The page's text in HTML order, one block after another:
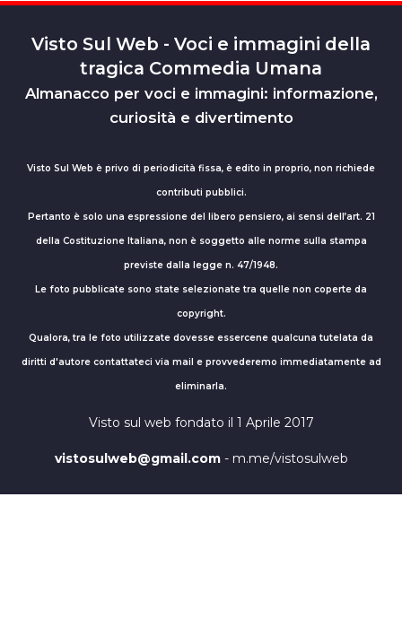
Visto Sul Web - Voci e immagini della
tragica Commedia Umana
Almanacco per voci e immagini: informazione,
curiosità e divertimento
Visto Sul Web è privo di periodicità fissa, è edito in proprio, non richiede
contributi pubblici.
Pertanto è solo una espressione del libero pensiero, ai sensi dell’art. 21
della Costituzione Italiana, non è soggetto alle norme sulla stampa
previste dalla legge n. 47/1948.
Le foto pubblicate sono state selezionate tra quelle non coperte da
copyright.
Qualora, tra le foto utilizzate dovesse essercene qualcuna tutelata da
diritti d'autore contattateci via mail e provvederemo immediatamente ad
eliminarla.
Visto sul web fondato il 1 Aprile 2017
vistosulweb@gmail.com- m.me/vistosulweb